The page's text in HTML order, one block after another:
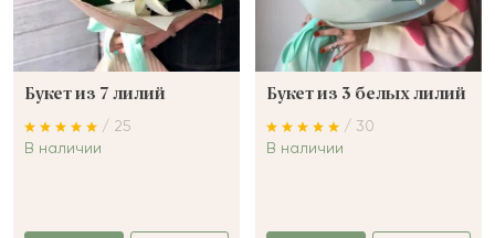
Букет из 7 лилий
/ 25
В наличии
Букет из 3 белых лилий
/ 30
В наличии